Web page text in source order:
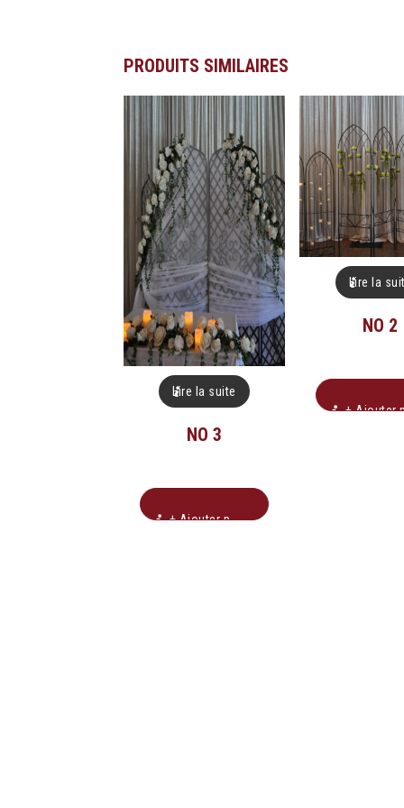
PRODUITS SIMILAIRES
Lire la suite
NO 3
+ Ajouter pour soumission
Lire la
NO 2
+ Ajouter pour